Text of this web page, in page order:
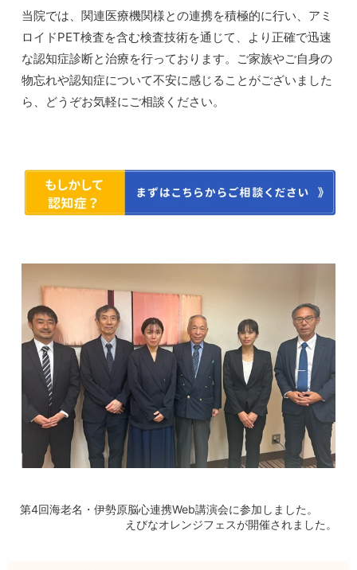
当院では、関連医療機関様との連携を積極的に行い、アミ
ロイドPET検査を含む検査技術を通じて、より正確で迅速
な認知症診断と治療を行っております。ご家族やご自身の
物忘れや認知症について不安に感じることがございました
ら、どうぞお気軽にご相談ください。
第4回海老名・伊勢原脳心連携Web講演会に参加しました。
えびなオレンジフェスが開催されました。